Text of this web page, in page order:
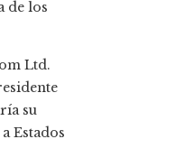
de los
Ltd.
su
Estados